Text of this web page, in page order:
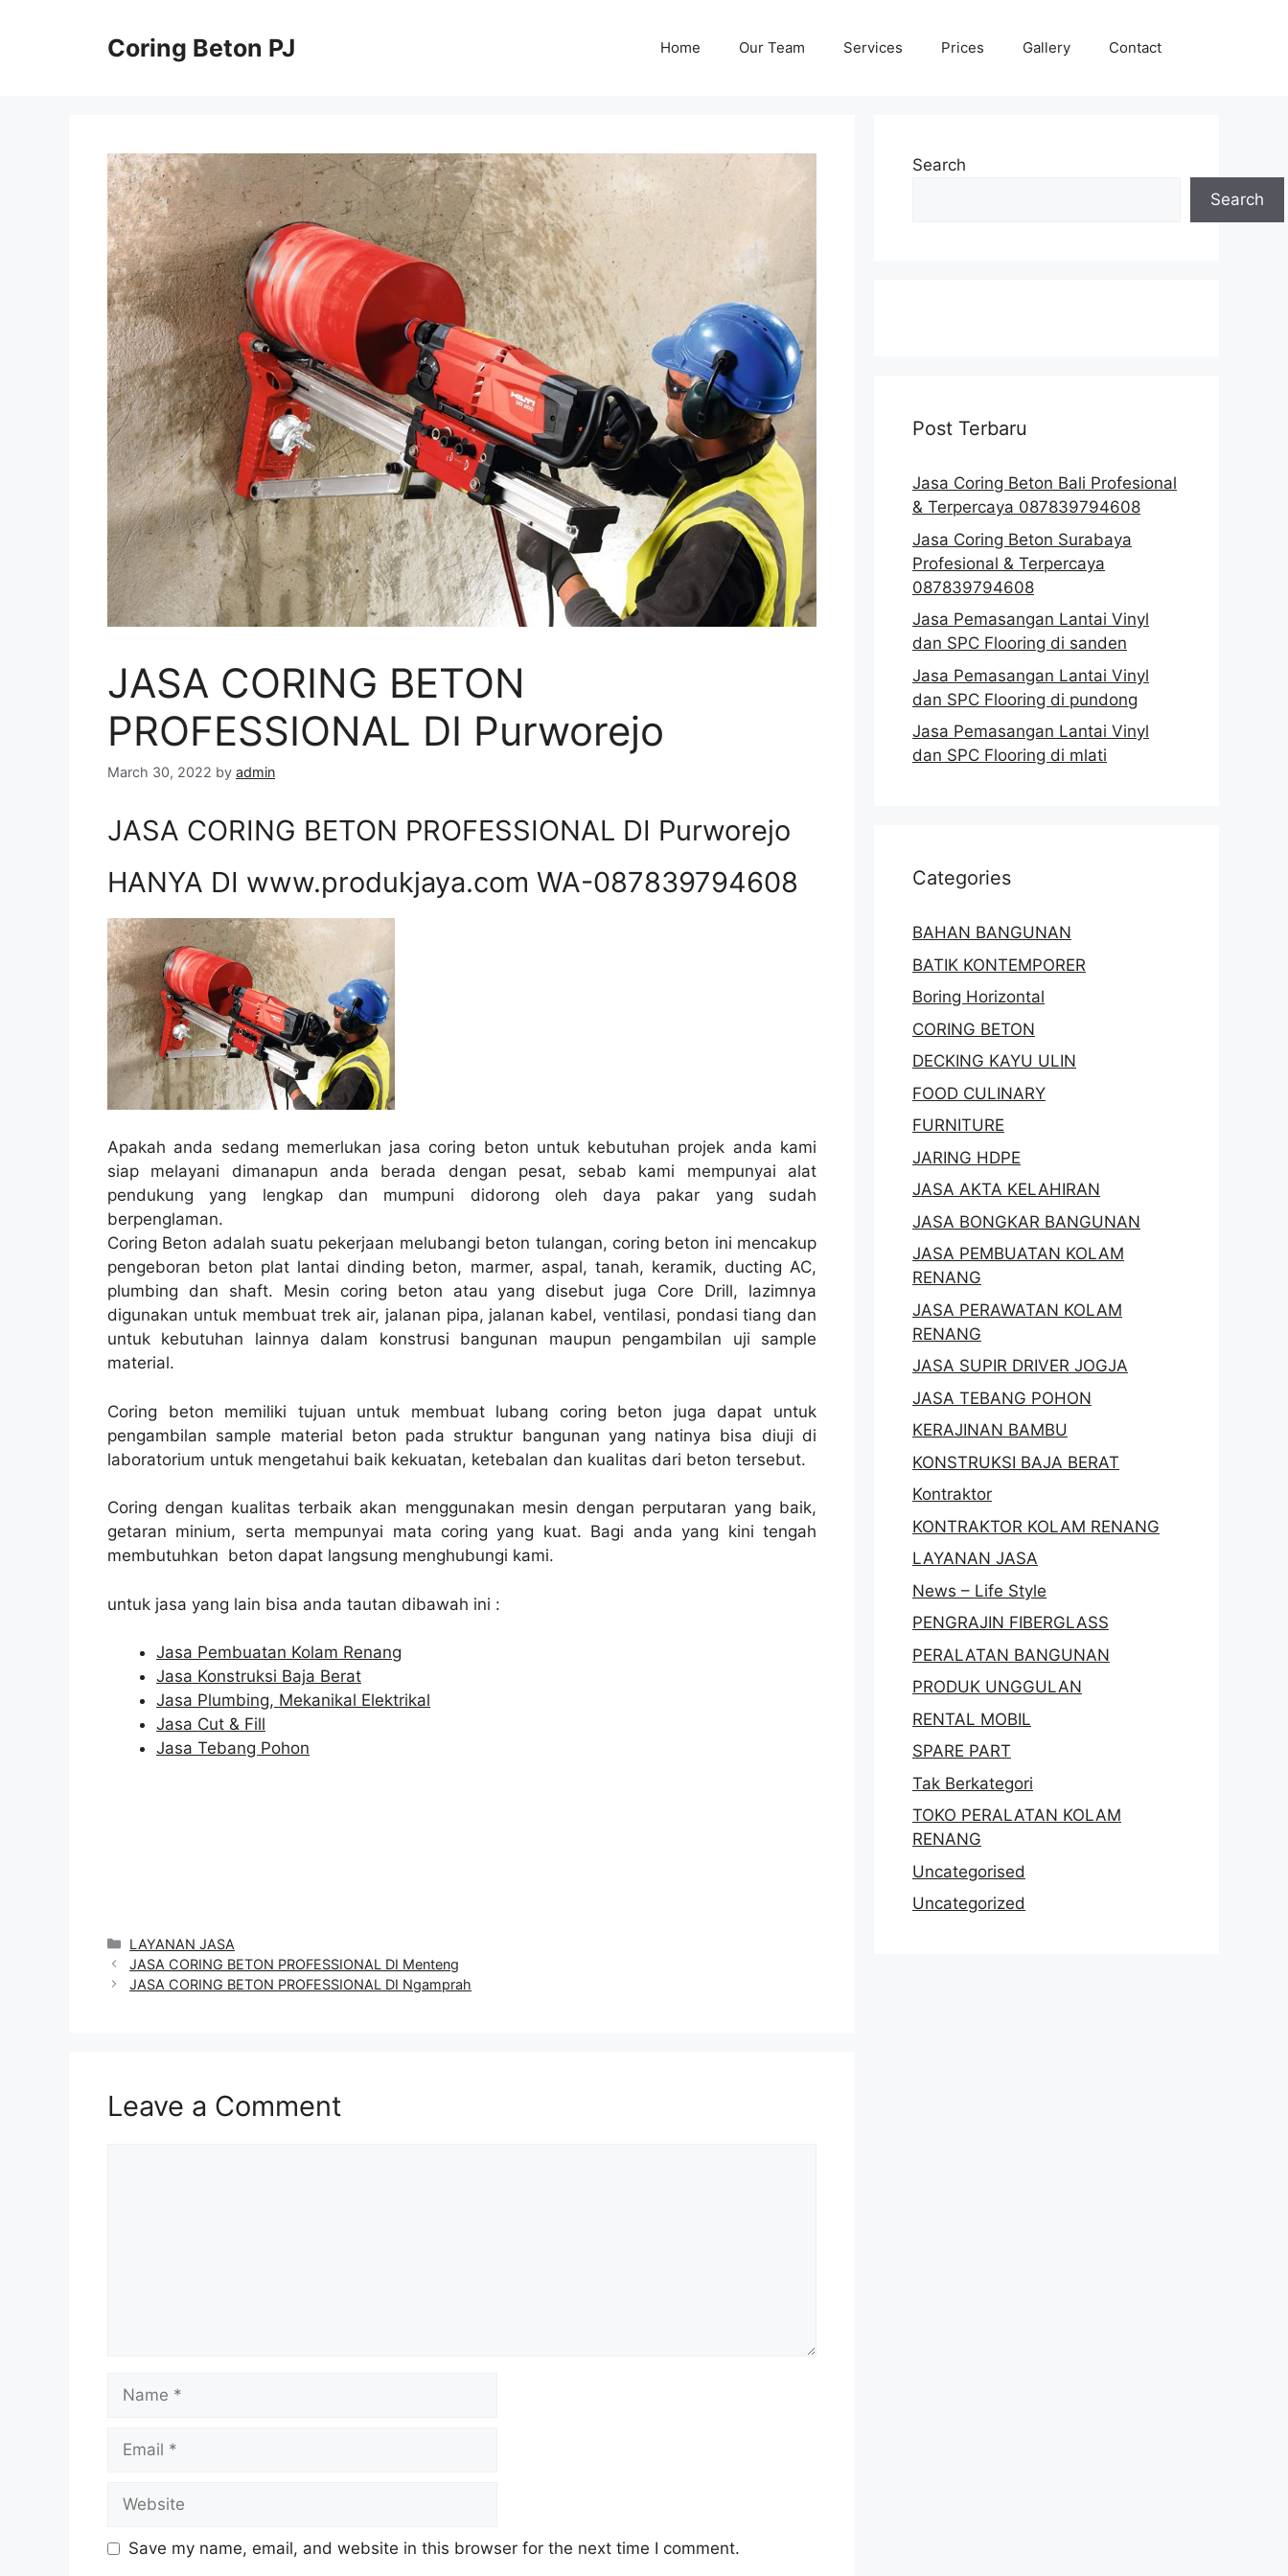
Coring Beton PJ Home Our Team Services Prices Gallery Contact
JASA CORING BETON
PROFESSIONAL DI Purworejo
March 30, 2022 by admin
JASA CORING BETON PROFESSIONAL DI Purworejo
HANYA DI www.produkjaya.com WA-087839794608
Apakah anda sedang memerlukan jasa coring beton untuk kebutuhan projek anda kami
siap melayani dimanapun anda berada dengan pesat, sebab kami mempunyai alat
pendukung yang lengkap dan mumpuni didorong oleh daya pakar yang sudah
berpenglaman.
Coring Beton adalah suatu pekerjaan melubangi beton tulangan, coring beton ini mencakup
pengeboran beton plat lantai dinding beton, marmer, aspal, tanah, keramik, ducting AC,
plumbing dan shaft. Mesin coring beton atau yang disebut juga Core Drill, lazimnya
digunakan untuk membuat trek air, jalanan pipa, jalanan kabel, ventilasi, pondasi tiang dan
untuk kebutuhan lainnya dalam konstrusi bangunan maupun pengambilan uji sample
material.
Coring beton memiliki tujuan untuk membuat lubang coring beton juga dapat untuk
pengambilan sample material beton pada struktur bangunan yang natinya bisa diuji di
laboratorium untuk mengetahui baik kekuatan, ketebalan dan kualitas dari beton tersebut.
Coring dengan kualitas terbaik akan menggunakan mesin dengan perputaran yang baik,
getaran minium, serta mempunyai mata coring yang kuat. Bagi anda yang kini tengah
membutuhkan beton dapat langsung menghubungi kami.
untuk jasa yang lain bisa anda tautan dibawah ini :
Jasa Pembuatan Kolam Renang
Jasa Konstruksi Baja Berat
Jasa Plumbing, Mekanikal Elektrikal
Jasa Cut & Fill
Jasa Tebang Pohon
Categories
LAYANAN JASA
JASA CORING BETON PROFESSIONAL DI Menteng
JASA CORING BETON PROFESSIONAL DI Ngamprah
Leave a Comment
Save my name, email, and website in this browser for the next time I comment.
Search
Search
Post Terbaru
Jasa Coring Beton Bali Profesional
& Terpercaya 087839794608
Jasa Coring Beton Surabaya
Profesional & Terpercaya
087839794608
Jasa Pemasangan Lantai Vinyl
dan SPC Flooring di sanden
Jasa Pemasangan Lantai Vinyl
dan SPC Flooring di pundong
Jasa Pemasangan Lantai Vinyl
dan SPC Flooring di mlati
Categories
BAHAN BANGUNAN
BATIK KONTEMPORER
Boring Horizontal
CORING BETON
DECKING KAYU ULIN
FOOD CULINARY
FURNITURE
JARING HDPE
JASA AKTA KELAHIRAN
JASA BONGKAR BANGUNAN
JASA PEMBUATAN KOLAM
RENANG
JASA PERAWATAN KOLAM
RENANG
JASA SUPIR DRIVER JOGJA
JASA TEBANG POHON
KERAJINAN BAMBU
KONSTRUKSI BAJA BERAT
Kontraktor
KONTRAKTOR KOLAM RENANG
LAYANAN JASA
News – Life Style
PENGRAJIN FIBERGLASS
PERALATAN BANGUNAN
PRODUK UNGGULAN
RENTAL MOBIL
SPARE PART
Tak Berkategori
TOKO PERALATAN KOLAM
RENANG
Uncategorised
Uncategorized